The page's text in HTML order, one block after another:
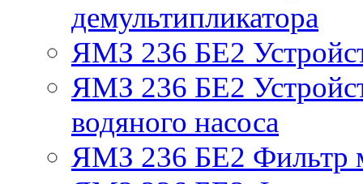
демультипликатора
ЯМЗ 236 БЕ2
ЯМЗ 236 БЕ2
водяного насоса
ЯМЗ 236 БЕ2 Фильтр